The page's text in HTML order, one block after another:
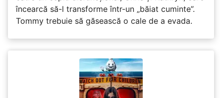
încearcă să-l transforme într-un „băiat cuminte”.
Tommy trebuie să găsească o cale de a evada.